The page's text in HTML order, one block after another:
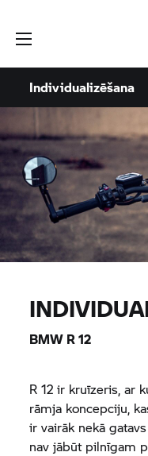
Individualizēšana
BMW R 12
R 12 ir kruīzeris, ar
rāmja koncepciju,
ir vairāk nekā
nav jābūt pilnīgam